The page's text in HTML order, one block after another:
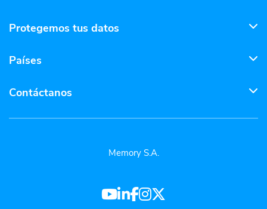
Protegemos tus datos
Países
Contáctanos
Memory S.A.